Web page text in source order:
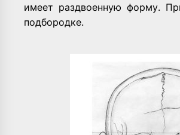
имеет раздвоенную форму.
подбородке.